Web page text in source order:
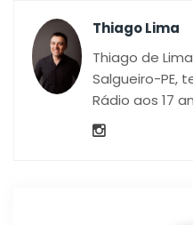
Thiago Lima
Thiago de
Salgueiro-PE,
Rádio aos 17